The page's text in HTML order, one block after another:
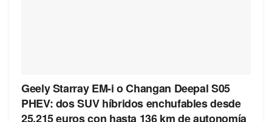
Geely Starray EM-i o Changan Deepal S05
PHEV: dos SUV híbridos enchufables desde
25.215 euros con hasta 136 km de autonomía